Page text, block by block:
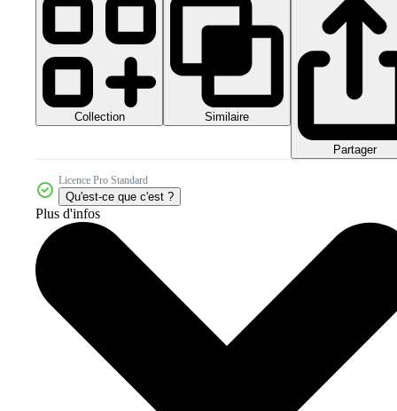
Collection Similaire
Partager
Licence Pro Standard
Qu'est-ce que c'est ?
Plus d'infos